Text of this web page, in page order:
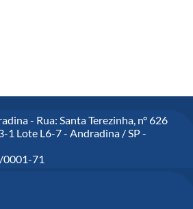
- Rua: Santa Terezinha, n° 626
1 Lote L6-7 - Andradina / SP -
0001-71